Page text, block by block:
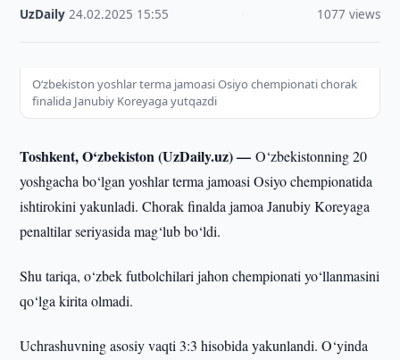
UzDaily ·24.02.2025 15:55 1077 views
O‘zbekiston yoshlar terma jamoasi Osiyo chempionati chorak
finalida Janubiy Koreyaga yutqazdi
Toshkent, O‘zbekiston (UzDaily.uz) —O‘zbekistonning 20
yoshgacha bo‘lgan yoshlar terma jamoasi Osiyo chempionatida
ishtirokini yakunladi. Chorak finalda jamoa Janubiy Koreyaga
penaltilar seriyasida mag‘lub bo‘ldi.
Shu tariqa, o‘zbek futbolchilari jahon chempionati yo‘llanmasini
qo‘lga kirita olmadi.
Uchrashuvning asosiy vaqti 3:3 hisobida yakunlandi. O‘yinda